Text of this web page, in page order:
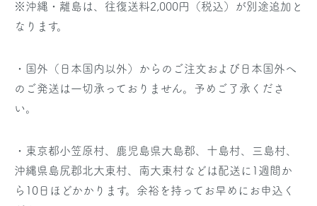
※沖縄・離島は、往復送料2,000円（税込）が別途追加と
なります。
・国外（日本国内以外）からのご注文および日本国外へ
のご発送は一切承っておりません。予めご了承くださ
い。
・東京都小笠原村、鹿児島県大島郡、十島村、三島村、
沖縄県島尻郡北大東村、南大東村などは配送に1週間か
ら10日ほどかかります。余裕を持ってお早めにお申込く